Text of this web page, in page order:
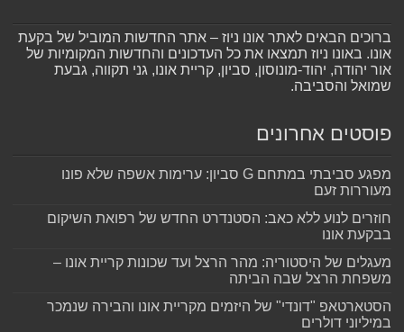
ברוכים הבאים לאתר אונו ניוז – אתר החדשות המוביל של בקעת
אונו. באונו ניוז תמצאו את כל העדכונים והחדשות המקומיות של
אור יהודה, יהוד-מונוסון, סביון, קריית אונו, גני תקווה, גבעת
שמואל והסביבה.
פוסטים אחרונים
מפגע סביבתי במתחם G סביון: ערימות אשפה שלא פונו
מעוררות זעם
חוזרים לנוע ללא כאב: הסטנדרט החדש של רפואת השיקום
בבקעת אונו
מעגלים של היסטוריה: מהר הרצל ועד שכונות קריית אונו –
משפחת הרצל שבה הביתה
הסטארטאפ "דונדי" של היזמים מקריית אונו והבירה שנמכר
במיליוני דולרים